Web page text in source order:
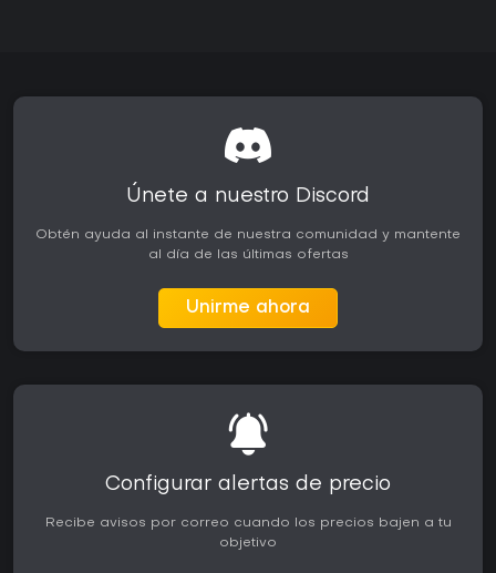
Únete a nuestro Discord
Obtén ayuda al instante de nuestra comunidad y mantente
al día de las últimas ofertas
Unirme ahora
Configurar alertas de precio
Recibe avisos por correo cuando los precios bajen a tu
objetivo